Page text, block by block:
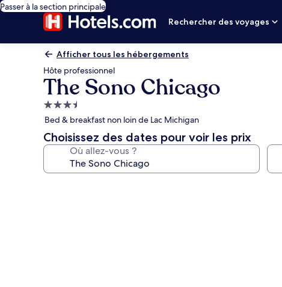
Passer à la section principale
Rechercher des voyages
Afficher tous les hébergements
Hôte professionnel
The Sono Chicago
Hébergement
3.5 étoiles
Bed & breakfast non loin de Lac Michigan
Choisissez des dates pour voir les prix
Où allez-vous ?